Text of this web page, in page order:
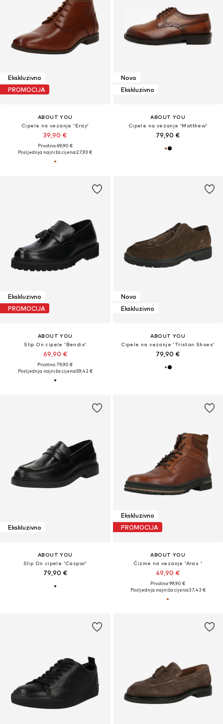
Ekskluzivno
PROMOCIJA
ABOUT YOU
Cipele na vezanje 'Eray'
39,90 €
Prvotno: 69,90 €
Posljednja najniža cijena:27,93 €
Novo
Ekskluzivno
ABOUT YOU
Cipele na vezanje 'Matthew'
79,90 €
Ekskluzivno
PROMOCIJA
ABOUT YOU
Slip On cipele 'Bendix'
69,90 €
Prvotno: 79,90 €
Posljednja najniža cijena:59,42 €
Novo
Ekskluzivno
ABOUT YOU
Cipele na vezanje 'Tristan Shoes'
79,90 €
Ekskluzivno
ABOUT YOU
Slip On cipele 'Caspar'
79,90 €
Ekskluzivno
PROMOCIJA
ABOUT YOU
Čizme na vezanje 'Aras '
49,90 €
Prvotno: 99,90 €
Posljednja najniža cijena:37,43 €